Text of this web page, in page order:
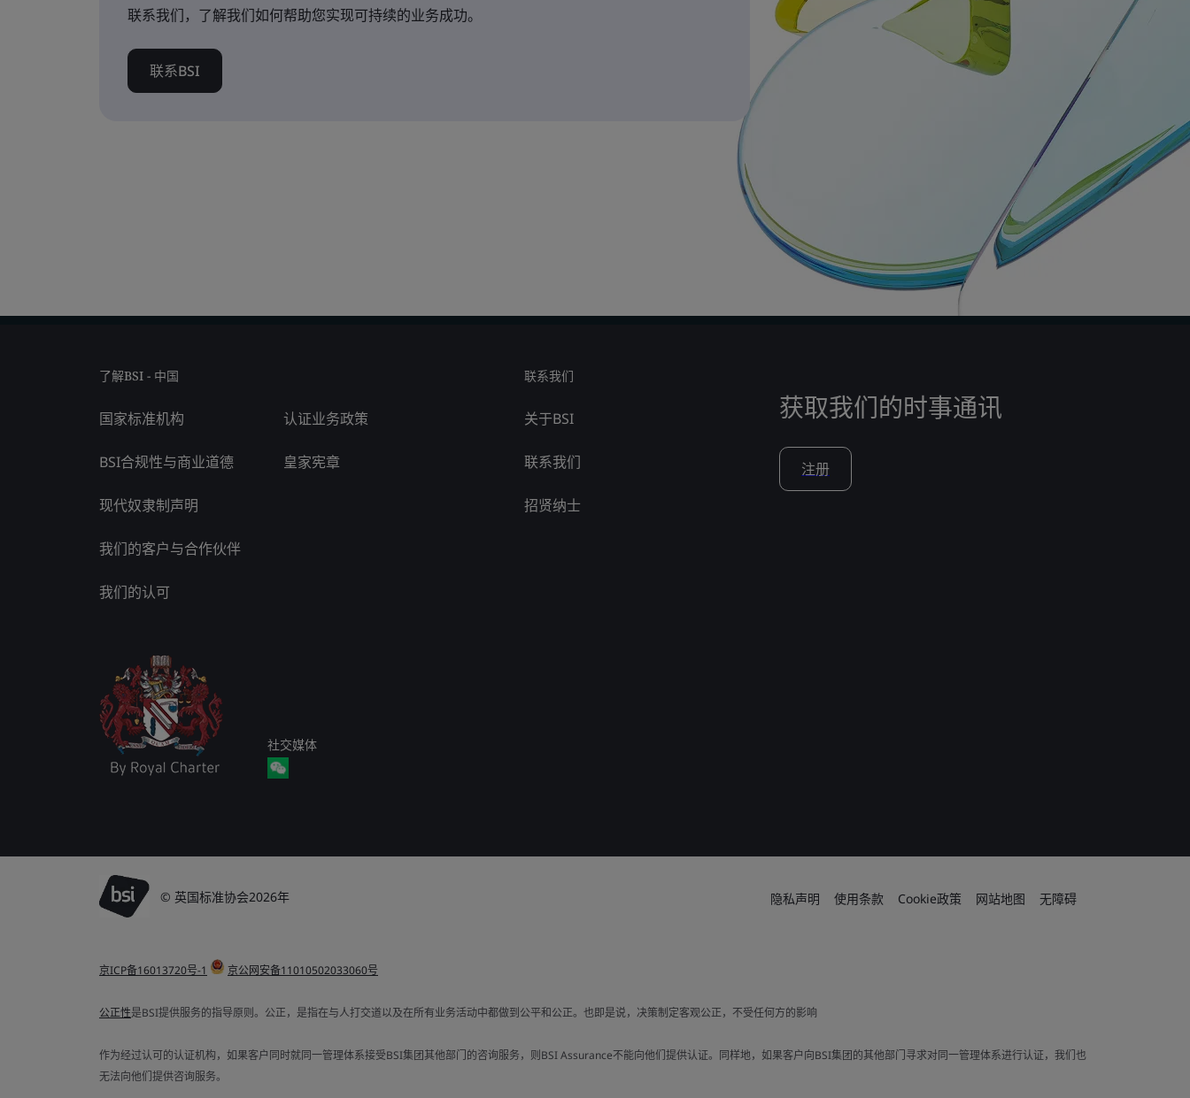
联系我们，了解我们如何帮助您实现可持续的业务成功。
联系BSI
了解BSI - 中国
国家标准机构
BSI合规性与商业道德
现代奴隶制声明
我们的客户与合作伙伴
我们的认可
认证业务政策
皇家宪章
社交媒体
联系我们
关于BSI
联系我们
招贤纳士
获取我们的时事通讯
注册
© 英国标准协会2026年 隐私声明 使用条款 Cookie政策 网站地图 无障碍
京ICP备16013720号-1 京公网安备11010502033060号
公正性是BSI提供服务的指导原则。公正，是指在与人打交道以及在所有业务活动中都做到公平和公正。也即是说，决策制定客观公正，不受任何方的影响
作为经过认可的认证机构，如果客户同时就同一管理体系接受BSI集团其他部门的咨询服务，则BSI Assurance不能向他们提供认证。同样地，如果客户向BSI集团的其他部门寻求对同一管理体系进行认证，我们也
无法向他们提供咨询服务。